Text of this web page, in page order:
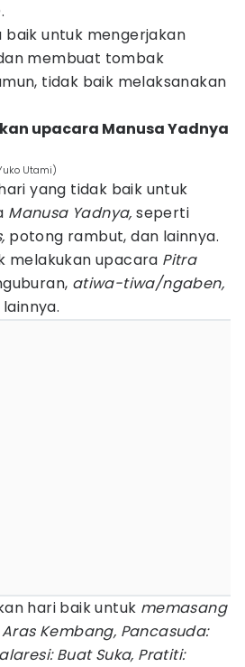
baik untuk mengerjakan
membuat tombak
tidak baik melaksanakan
upacara Manusa Yadnya
Utami)
yang tidak baik untuk
Manusa Yadnya,seperti
potong rambut, dan lainnya.
melakukan upacara Pitra
atiwa-tiwa/ngaben,
hari baik untuk memasang
Kembang, Pancasuda:
Buat Suka, Pratiti: